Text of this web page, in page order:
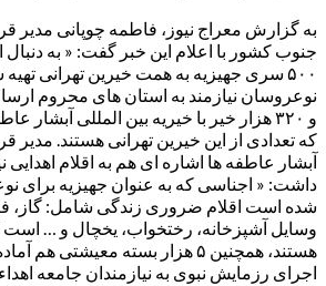
به گزارش معراج نیوز، فاطمه چوپانی مدیر
جنوب کشور با اعلام این خبر گفت: « به
۵۰۰ سری جهیزیه به همت خیرین تهرانی
نوعروسان نیازمند به استان های محروم
و ۳۲۰ هزار خیر با خیریه بین المللی
که تعدادی از این خیرین تهرانی هستند. مدیر
آبشار عاطفه ها اشاره ای هم به اقلام اهدایی
داشت: « اجناسی که به عنوان جهیزیه برای
شده است اقلام ضروری زندگی شامل: گاز،
وسایل آشپزخانه، رختخواب، یخچال و … است
هستند، همچنین ۵ هزار بسته معیشتی
اجرای رزمایش نبوی به نیازمندان جامعه